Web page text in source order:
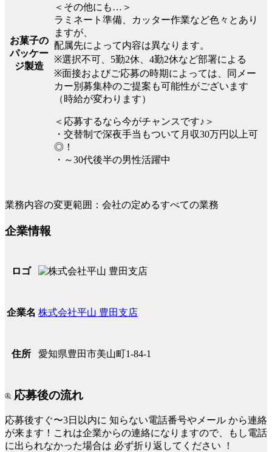
お菓子の
パッケー
ジ製造
＜その他にも…＞
ラミネート準備、カッター作業など色々とあり
ますが、
配属先によって内容は異なります。
※選択不可、5勤2休、4勤2休など部署による
※面接およびご応募の時期によっては、同メー
カー別募集枠のご提案も可能性がございます
（時給が変わります）
＜応募するなら今がチャンスです♪＞
・交替制で深夜手当もついて月収30万円以上可
◎！
・～30代後半の男性活躍中
業務内容の変更範囲：会社の定めるすべての業務
企業情報
ロゴ
企業名 株式会社平山 豊田支店
住所 愛知県豊田市美山町1-84-1
応募後の流れ
応募後すぐ〜3日以内に 知らない電話番号やメール から連絡
が来ます！これは企業からの連絡になりますので、もし電話
に出られなかった場合は 必ず折り返してください ！